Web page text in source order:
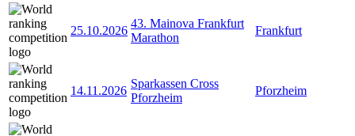
25.10.2026
43. Mainova Frankfurt
Marathon
Frankfurt
14.11.2026
Sparkassen Cross
Pforzheim
Pforzheim